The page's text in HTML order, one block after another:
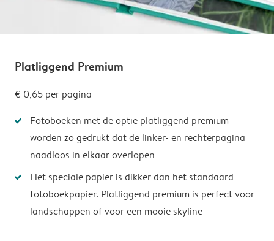
Platliggend Premium
€ 0,65 per pagina
Fotoboeken met de optie platliggend premium
worden zo gedrukt dat de linker- en rechterpagina
naadloos in elkaar overlopen
Het speciale papier is dikker dan het standaard
fotoboekpapier. Platliggend premium is perfect voor
landschappen of voor een mooie skyline